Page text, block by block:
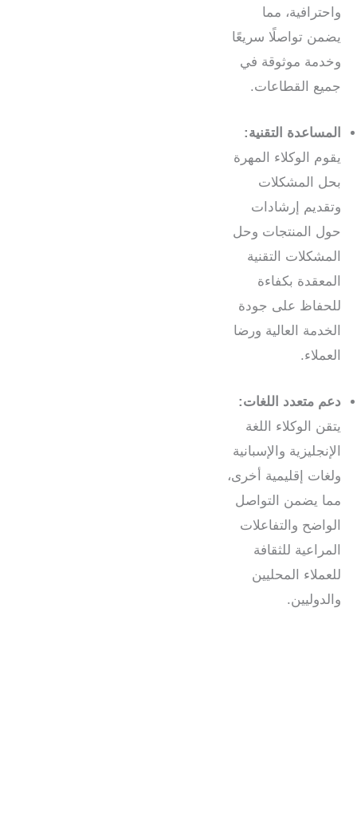
واحترافية، مما
يضمن تواصلًا سريعًا
وخدمة موثوقة في
جميع القطاعات.
المساعدة التقنية:
يقوم الوكلاء المهرة
بحل المشكلات
وتقديم إرشادات
حول المنتجات وحل
المشكلات التقنية
المعقدة بكفاءة
للحفاظ على جودة
الخدمة العالية ورضا
العملاء.
دعم متعدد اللغات:
يتقن الوكلاء اللغة
الإنجليزية والإسبانية
ولغات إقليمية أخرى،
مما يضمن التواصل
الواضح والتفاعلات
المراعية للثقافة
للعملاء المحليين
والدوليين.